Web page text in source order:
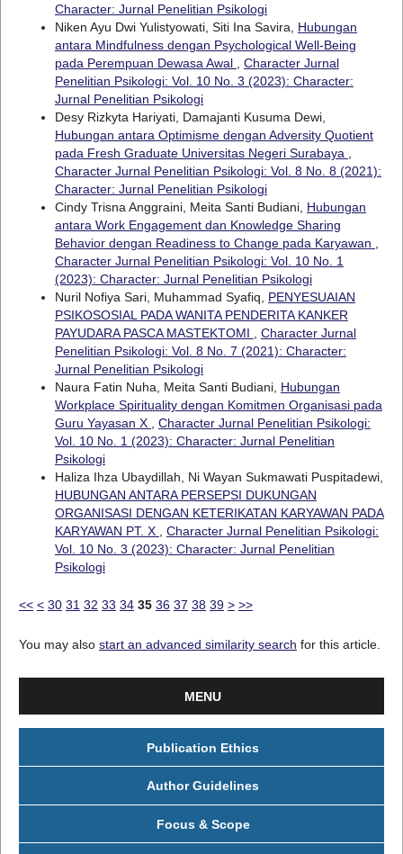
Character: Jurnal Penelitian Psikologi
Niken Ayu Dwi Yulistyowati, Siti Ina Savira, Hubungan
antara Mindfulness dengan Psychological Well-Being
pada Perempuan Dewasa Awal
Character Jurnal
Penelitian Psikologi: Vol. 10 No. 3 (2023): Character:
Jurnal Penelitian Psikologi
Desy Rizkyta Hariyati, Damajanti Kusuma Dewi,
Hubungan antara Optimisme dengan Adversity Quotient
pada Fresh Graduate Universitas Negeri Surabaya
Character Jurnal Penelitian Psikologi: Vol. 8 No. 8 (2021):
Character: Jurnal Penelitian Psikologi
Cindy Trisna Anggraini, Meita Santi Budiani, Hubungan
antara Work Engagement dan Knowledge Sharing
Behavior dengan Readiness to Change pada Karyawan
Character Jurnal Penelitian Psikologi: Vol. 10 No. 1
(2023): Character: Jurnal Penelitian Psikologi
Nuril Nofiya Sari, Muhammad Syafiq, PENYESUAIAN
PSIKOSOSIAL PADA WANITA PENDERITA KANKER
PAYUDARA PASCA MASTEKTOMI
Character Jurnal
Penelitian Psikologi: Vol. 8 No. 7 (2021): Character:
Jurnal Penelitian Psikologi
Naura Fatin Nuha, Meita Santi Budiani, Hubungan
Workplace Spirituality dengan Komitmen Organisasi pada
Guru Yayasan X
Character Jurnal Penelitian Psikologi:
Vol. 10 No. 1 (2023): Character: Jurnal Penelitian
Psikologi
Haliza Ihza Ubaydillah, Ni Wayan Sukmawati Puspitadewi,
HUBUNGAN ANTARA PERSEPSI DUKUNGAN
ORGANISASI DENGAN KETERIKATAN KARYAWAN PADA
KARYAWAN PT. X
Character Jurnal Penelitian Psikologi:
Vol. 10 No. 3 (2023): Character: Jurnal Penelitian
Psikologi
<< < 30 31 32 33 34 35 36 37 38 39 > >>
You may also start an advanced similarity search for this article.
MENU
Publication Ethics
Author Guidelines
Focus & Scope